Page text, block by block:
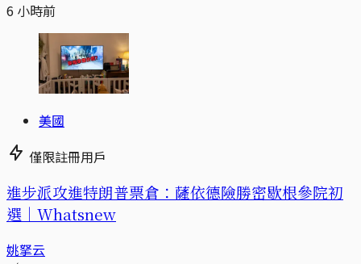
6 小時前
美國
僅限註冊用戶
進步派攻進特朗普票倉：薩依德險勝密歇根參院初
選｜Whatsnew
姚拏云